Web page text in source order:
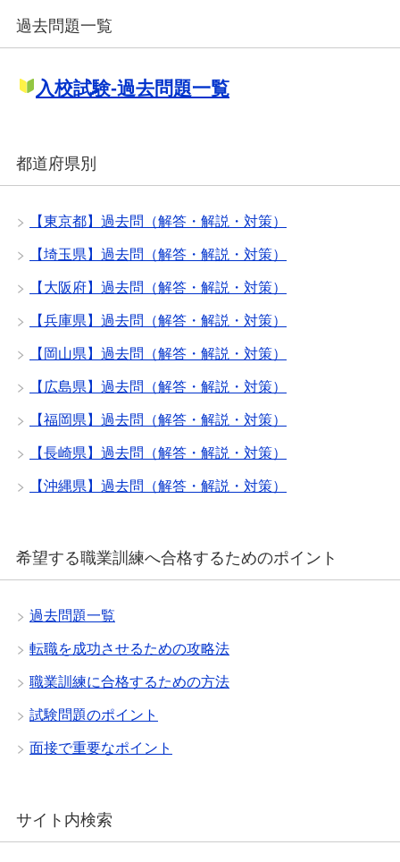
過去問題一覧
入校試験-過去問題一覧
都道府県別
【東京都】過去問（解答・解説・対策）
【埼玉県】過去問（解答・解説・対策）
【大阪府】過去問（解答・解説・対策）
【兵庫県】過去問（解答・解説・対策）
【岡山県】過去問（解答・解説・対策）
【広島県】過去問（解答・解説・対策）
【福岡県】過去問（解答・解説・対策）
【長崎県】過去問（解答・解説・対策）
【沖縄県】過去問（解答・解説・対策）
希望する職業訓練へ合格するためのポイント
過去問題一覧
転職を成功させるための攻略法
職業訓練に合格するための方法
試験問題のポイント
面接で重要なポイント
サイト内検索